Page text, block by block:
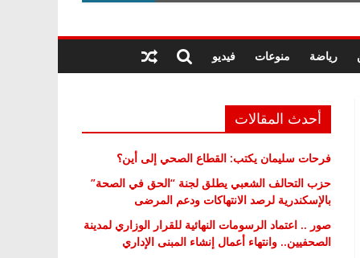
رياضة منوعات فيديو
أحدث المقالات
فرحات سليمان يكتب: القطاع الصحي إلى أين؟
حزب التحالف الشعبي يطلق لجنة “الحق في الصحة”
بالإسكندرية لرصد الانتهاكات ودعم المرضى
صور .. اعتماد الرسومات النهائية للقرار الوزاري لمدينة
الصحفيين.. وانتهاء أعمال إنشاء المبنى الإداري